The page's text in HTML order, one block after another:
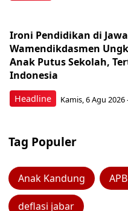
Headline
Ironi Pendidikan di
Wamendikdasmen
Anak Putus Sekolah,
Indonesia
Kamis, 6 Agu 2026
Tag Populer
Anak Kandung
deflasi jabar